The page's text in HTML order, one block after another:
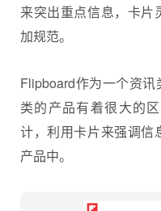
来突出重点信息，卡片
加规范。
Flipboard作为一个资
类的产品有着很大的
计，利用卡片来强调信
产品中。